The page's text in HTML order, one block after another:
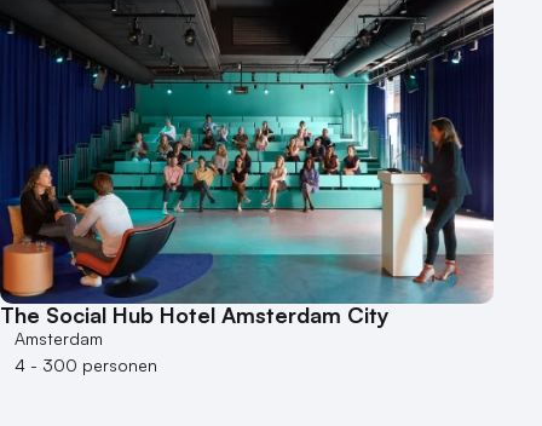
Aantal zalen
1 - 5 zalen
6 - 10 zalen
10 of meer zalen
Aantal personen
1 - 50 personen
50 - 100 personen
100 - 250 personen
250 - 500 personen
500+ personen
Bijzondere locaties
The Social Hub Hotel Amsterdam City
Amsterdam
4 - 300 personen